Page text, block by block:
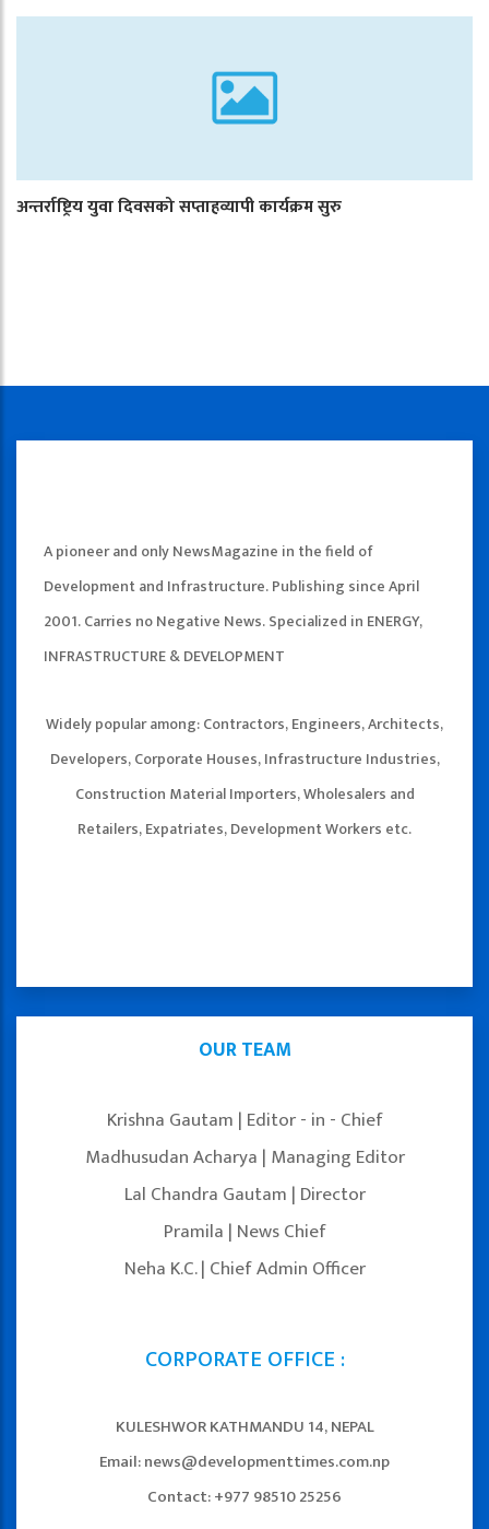
अन्तर्राष्ट्रिय युवा दिवसको सप्ताहव्यापी कार्यक्रम सुरु
A pioneer and only NewsMagazine in the field of
Development and Infrastructure. Publishing since April
2001. Carries no Negative News. Specialized in ENERGY,
INFRASTRUCTURE & DEVELOPMENT
Widely popular among: Contractors, Engineers, Architects,
Developers, Corporate Houses, Infrastructure Industries,
Construction Material Importers, Wholesalers and
Retailers, Expatriates, Development Workers etc.
OUR TEAM
Krishna Gautam | Editor - in - Chief
Madhusudan Acharya | Managing Editor
Lal Chandra Gautam | Director
Pramila | News Chief
Neha K.C. | Chief Admin Officer
CORPORATE OFFICE :
KULESHWOR KATHMANDU 14, NEPAL
Email: news@developmenttimes.com.np
Contact: +977 98510 25256